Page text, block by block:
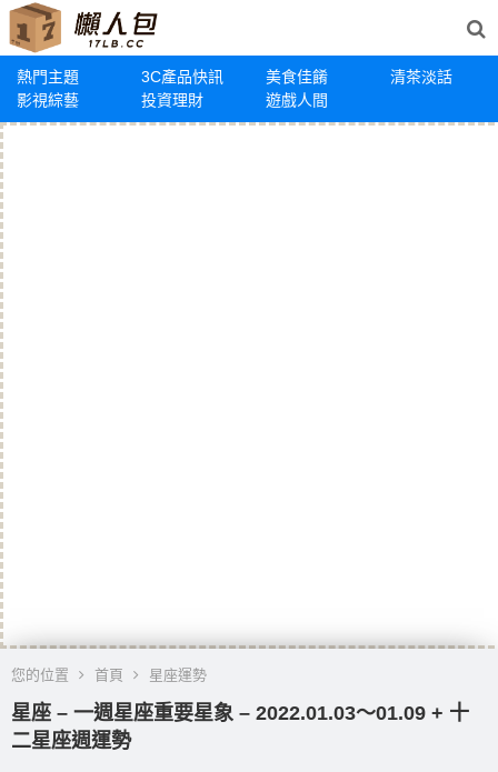
熱門主題 3C產品快訊 美食佳餚
清茶淡話
影視綜藝
投資理財 遊戲人間
您的位置 首頁 星座運勢
星座 – 一週星座重要星象 – 2022.01.03〜01.09 + 十
二星座週運勢